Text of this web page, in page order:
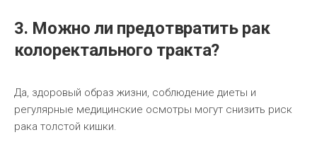
3. Можно ли предотвратить рак
колоректального тракта?
Да, здоровый образ жизни, соблюдение диеты и
регулярные медицинские осмотры могут снизить риск
рака толстой кишки.